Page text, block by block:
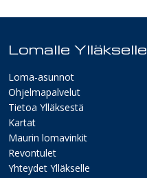
Lomalle Ylläkselle
Loma-asunnot
Ohjelmapalvelut
Tietoa Ylläksestä
Kartat
Maurin lomavinkit
Revontulet
Yhteydet Ylläkselle